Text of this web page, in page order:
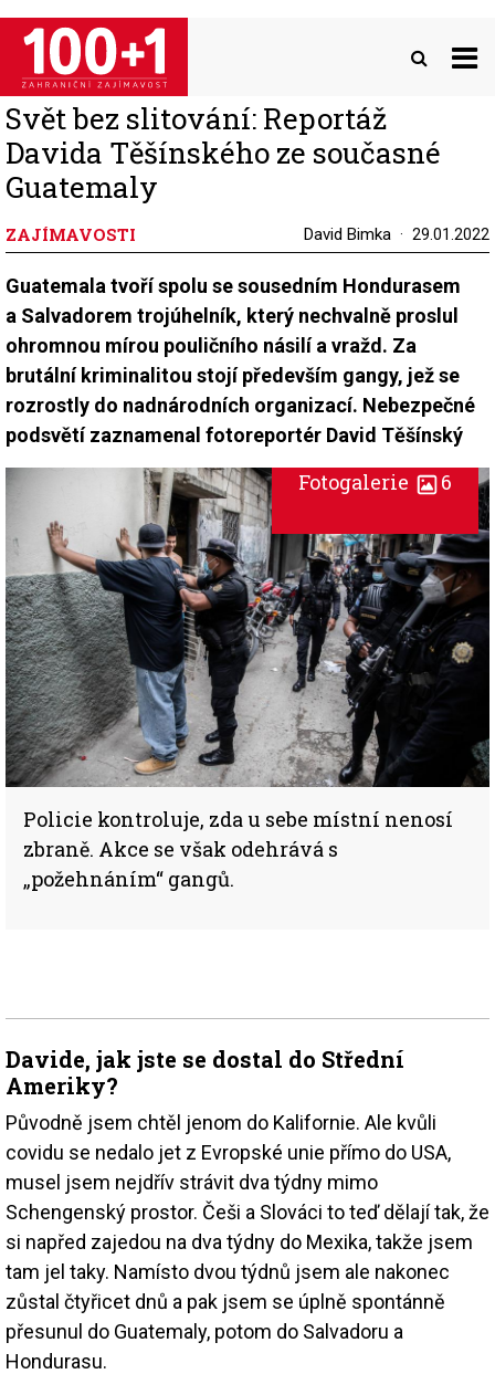
Přejít
hlavnímu
obsahu
Svět bez slitování: Reportáž
Davida Těšínského ze současné
Guatemaly
ZAJÍMAVOSTI David Bimka 29.01.2022
Guatemala tvoří spolu se sousedním Hondurasem
a Salvadorem trojúhelník, který nechvalně proslul
ohromnou mírou pouličního násilí a vražd. Za
brutální kriminalitou stojí především gangy, jež se
rozrostly do nadnárodních organizací. Nebezpečné
podsvětí zaznamenal fotoreportér David Těšínský
Policie kontroluje, zda u sebe místní nenosí
zbraně. Akce se však odehrává s
„požehnáním“ gangů.
Fotogalerie 6
Davide, jak jste se dostal do Střední
Ameriky?
Původně jsem chtěl jenom do Kalifornie. Ale kvůli
covidu se nedalo jet z Evropské unie přímo do USA,
musel jsem nejdřív strávit dva týdny mimo
Schengenský prostor. Češi a Slováci to teď dělají tak, že
si napřed zajedou na dva týdny do Mexika, takže jsem
tam jel taky. Namísto dvou týdnů jsem ale nakonec
zůstal čtyřicet dnů a pak jsem se úplně spontánně
přesunul do Guatemaly, potom do Salvadoru a
Hondurasu.